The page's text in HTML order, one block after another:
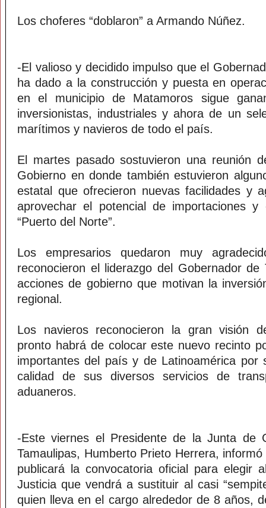
Los choferes “doblaron” a Armando Núñez.
-El valioso y decidido impulso que el
ha dado a la construcción y puesta en
en el municipio de Matamoros sigue
inversionistas, industriales y ahora de un
marítimos y navieros de todo el país.
El martes pasado sostuvieron una reunión
Gobierno en donde también estuvieron
estatal que ofrecieron nuevas facilidades y
aprovechar el potencial de importaciones y
“Puerto del Norte”.
Los empresarios quedaron muy
reconocieron el liderazgo del Gobernador de
acciones de gobierno que motivan la
regional.
Los navieros reconocieron la gran visión
pronto habrá de colocar este nuevo recinto
importantes del país y de Latinoamérica por
calidad de sus diversos servicios de
aduaneros.
-Este viernes el Presidente de la Junta de
Tamaulipas, Humberto Prieto Herrera,
publicará la convocatoria oficial para elegir
Justicia que vendrá a sustituir al casi
quien lleva en el cargo alrededor de 8 años,